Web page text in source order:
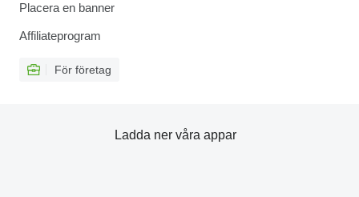
Placera en banner
Affiliateprogram
För företag
Ladda ner våra appar